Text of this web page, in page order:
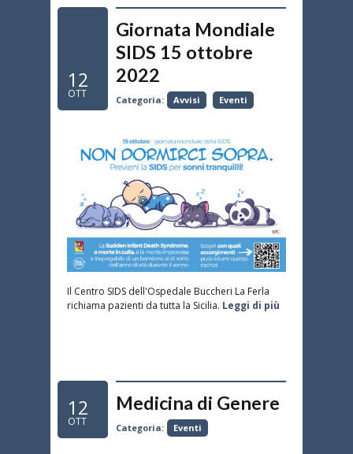
12
OTT
Giornata Mondiale
SIDS 15 ottobre
2022
Categoria: Avvisi Eventi
Il Centro SIDS dell'Ospedale Buccheri La Ferla
richiama pazienti da tutta la Sicilia. Leggi di più
12
OTT
Medicina di Genere
Categoria: Eventi